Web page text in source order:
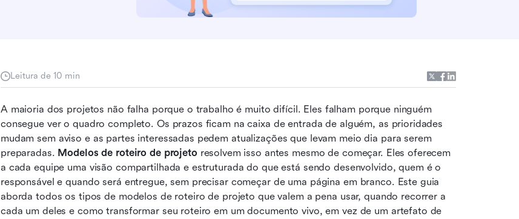
Leitura de 10 min
A maioria dos projetos não falha porque o trabalho é muito difícil. Eles falham porque ninguém
consegue ver o quadro completo. Os prazos ficam na caixa de entrada de alguém, as prioridades
mudam sem aviso e as partes interessadas pedem atualizações que levam meio dia para serem
preparadas. Modelos de roteiro de projeto resolvem isso antes mesmo de começar. Eles oferecem
a cada equipe uma visão compartilhada e estruturada do que está sendo desenvolvido, quem é o
responsável e quando será entregue, sem precisar começar de uma página em branco. Este guia
aborda todos os tipos de modelos de roteiro de projeto que valem a pena usar, quando recorrer a
cada um deles e como transformar seu roteiro em um documento vivo, em vez de um artefato de